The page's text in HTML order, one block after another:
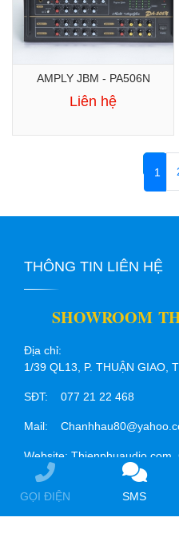
AMPLY JBM - PA506N
Liên hệ
1
THÔNG TIN LIÊN HỆ
SHOWROOM
Địa chỉ:
1/39 QL13, P. THUẬN GIAO,
SĐT: 077 21 22 468
Mail:
Website: Thienphuaudio.com
Loakeogiarebinhduong.com
GỌI ĐIỆN SMS